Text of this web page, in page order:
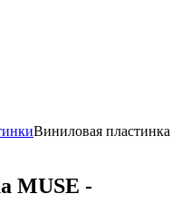
Виниловая пластинка
MUSE -